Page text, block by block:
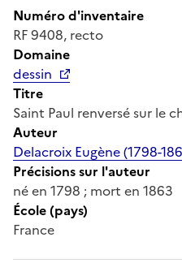
Numéro d'inventaire
RF 9408, recto
Domaine
dessin
Titre
Saint Paul renversé sur le
Auteur
Delacroix Eugène (1798-
Précisions sur l'auteur
né en 1798 ; mort en 1863
École (pays)
France